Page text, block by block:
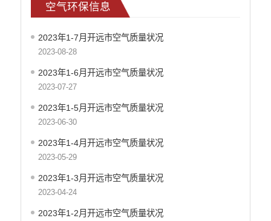
重大决策
财政资金直达基层
稳岗就业
应急预案
产品质量
疫情防控
养老服务
社会救助信息
空气环保信息
2023年1-7月开远市空气质量状况
2023-08-28
2023年1-6月开远市空气质量状况
2023-07-27
2023年1-5月开远市空气质量状况
2023-06-30
2023年1-4月开远市空气质量状况
2023-05-29
2023年1-3月开远市空气质量状况
2023-04-24
2023年1-2月开远市空气质量状况